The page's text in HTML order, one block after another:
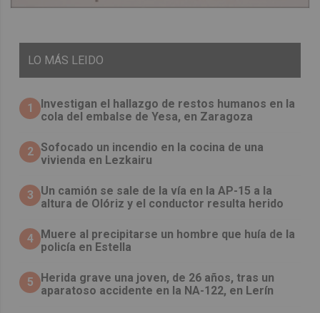
LO MÁS LEIDO
1
Investigan el hallazgo de restos humanos en la
cola del embalse de Yesa, en Zaragoza
2 Sofocado un incendio en la cocina de una
vivienda en Lezkairu
3
Un camión se sale de la vía en la AP-15 a la
altura de Olóriz y el conductor resulta herido
4 Muere al precipitarse un hombre que huía de la
policía en Estella
5
Herida grave una joven, de 26 años, tras un
aparatoso accidente en la NA-122, en Lerín